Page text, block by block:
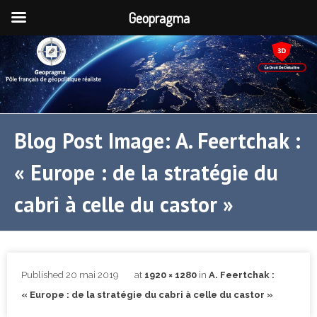
Blog Post Image: A. Feertchak :
« Europe : de la stratégie du
cabri à celle du castor »
Published 20 mai 2019 at 1920 × 1280 in A. Feertchak :
« Europe : de la stratégie du cabri à celle du castor »
Geopragma